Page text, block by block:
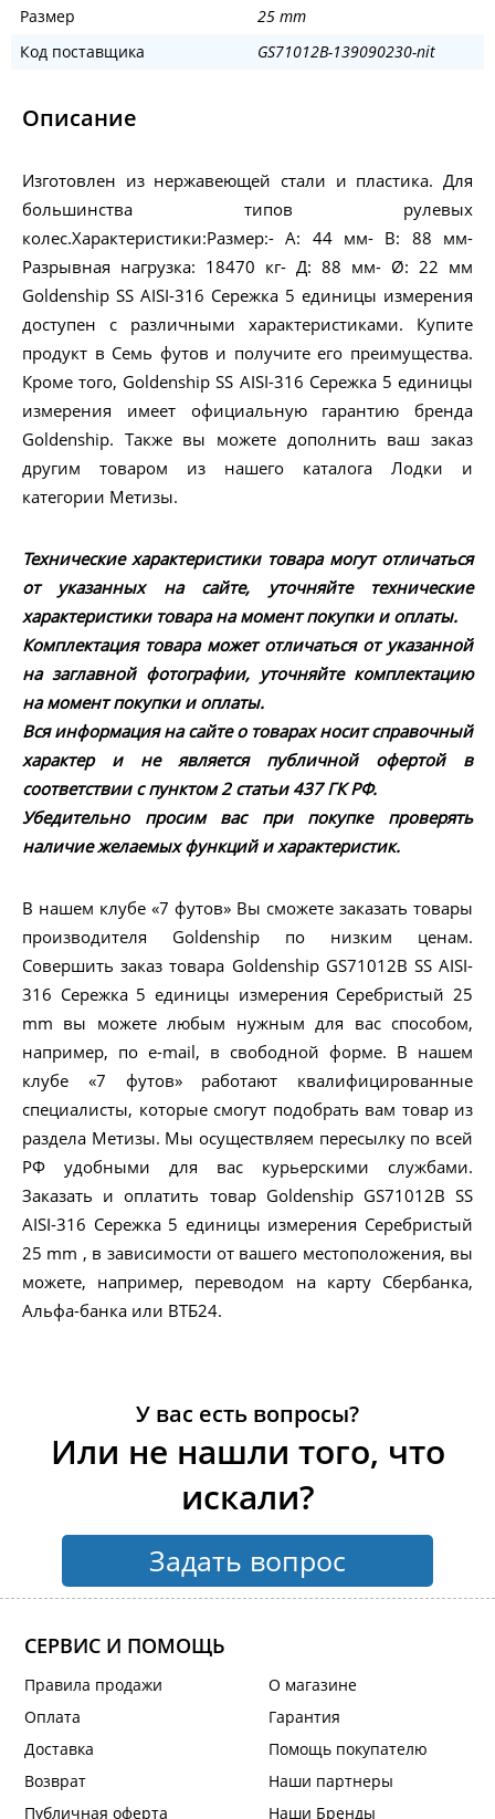
Размер
25 mm
Код поставщика
GS71012B-139090230-nit
Описание
Изготовлен из нержавеющей стали и пластика. Для
большинства типов рулевых
колес.Характеристики:Размер:- А: 44 мм- В: 88 мм-
Разрывная нагрузка: 18470 кг- Д: 88 мм- Ø: 22 мм
Goldenship SS AISI-316 Сережка 5 единицы измерения
доступен с различными характеристиками. Купите
продукт в Семь футов и получите его преимущества.
Кроме того, Goldenship SS AISI-316 Сережка 5 единицы
измерения имеет официальную гарантию бренда
Goldenship. Также вы можете дополнить ваш заказ
другим товаром из нашего каталога Лодки и
категории Метизы.
Технические характеристики товара могут отличаться
от указанных на сайте, уточняйте технические
характеристики товара на момент покупки и оплаты.
Комплектация товара может отличаться от указанной
на заглавной фотографии, уточняйте комплектацию
на момент покупки и оплаты.
Вся информация на сайте о товарах носит справочный
характер и не является публичной офертой в
соответствии с пунктом 2 статьи 437 ГК РФ.
Убедительно просим вас при покупке проверять
наличие желаемых функций и характеристик.
В нашем клубе «7 футов» Вы сможете заказать товары
производителя Goldenship по низким ценам.
Совершить заказ товара Goldenship GS71012B SS AISI-
316 Сережка 5 единицы измерения Серебристый 25
mm вы можете любым нужным для вас способом,
например, по e-mail, в свободной форме. В нашем
клубе «7 футов» работают квалифицированные
специалисты, которые смогут подобрать вам товар из
раздела Метизы. Мы осуществляем пересылку по всей
РФ удобными для вас курьерскими службами.
Заказать и оплатить товар Goldenship GS71012B SS
AISI-316 Сережка 5 единицы измерения Серебристый
25 mm , в зависимости от вашего местоположения, вы
можете, например, переводом на карту Сбербанка,
Альфа-банка или ВТБ24.
У вас есть вопросы?
Или не нашли того, что
искали?
Задать вопрос
СЕРВИС И ПОМОЩЬ
Правила продажи
Оплата
Доставка
Возврат
Публичная оферта
О магазине
Гарантия
Помощь покупателю
Наши партнеры
Наши Бренды